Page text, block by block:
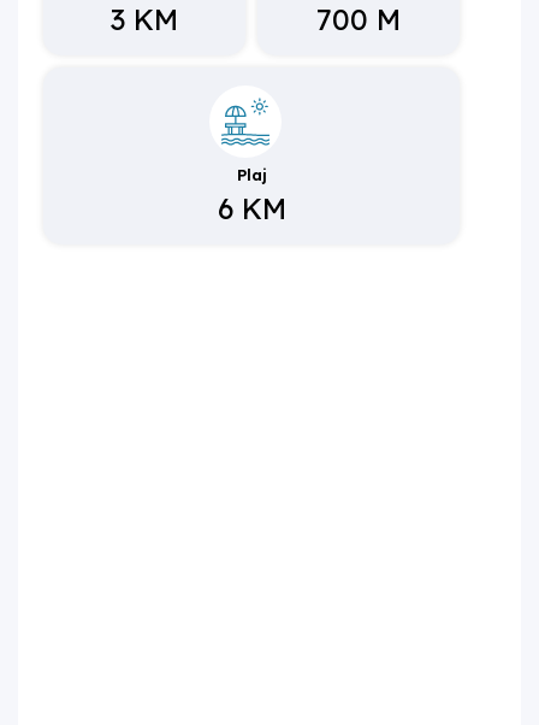
3 KM 700 M
Plaj
6 KM